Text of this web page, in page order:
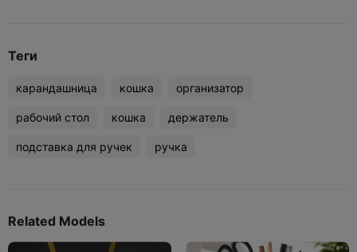
Теги
карандашница кошка организатор
рабочий стол кошка держатель
подставка для ручек ручка
Related Models